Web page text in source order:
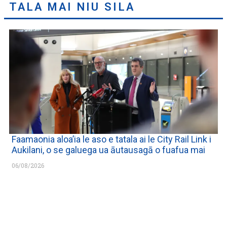
TALA MAI NIU SILA
Faamaonia aloa’ia le aso e tatala ai le City Rail Link i
Aukilani, o se galuega ua āutausagā o fuafua mai
06/08/2026